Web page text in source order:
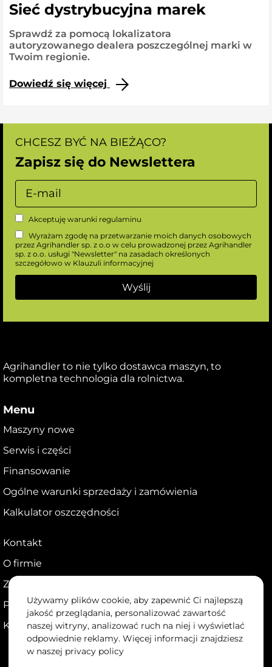
Sieć dystrybucyjna marek
Sprawdź za pomocą lokalizatora
autoryzowanego dealera poszczególnej marki w
Twoim regionie.
Dowiedź się więcej
CHCESZ BYĆ NA BIEŻĄCO?
Zapisz się do Newslettera
Akceptuję warunki regulaminu
Wyrażam zgodę na przetwarzanie moich danych osobowych
przez Agrihandler sp. z o.o w celu prowadzonej przez Agrihandler
sp. z o.o. usługi "Newsletter" na zasadach określonych
szczegółowo w Klauzuli informacyjnej
Agrihandler to nie tylko dostawca maszyn, to
kompletna technologia dla rolnictwa.
Menu
Maszyny nowe
Serwis i części
Finansowanie
Ogólne warunki sprzedaży i zamówienia
Kalkulator oszczędności
Kontakt
O firmie
Zostań dealerem
Portal dla dealerów
Kariera
Używamy plików cookie, aby zapewnić Ci najlepszą
jakość przeglądania, personalizować zawartość
naszej witryny, analizować ruch na niej i wyświetlać
odpowiednie reklamy. Więcej informacji znajdziesz
w naszej privacy policy